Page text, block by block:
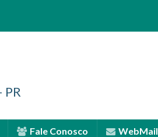
Fale Conosco WebMail